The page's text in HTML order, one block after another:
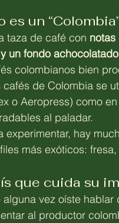
es un
taza de café con
un fondo
colombianos bien
cafés de Colombia se
o Aeropress) como
al paladar.
experimentar, hay
más exóticos:
que cuida su
alguna vez oíste hablar
al productor